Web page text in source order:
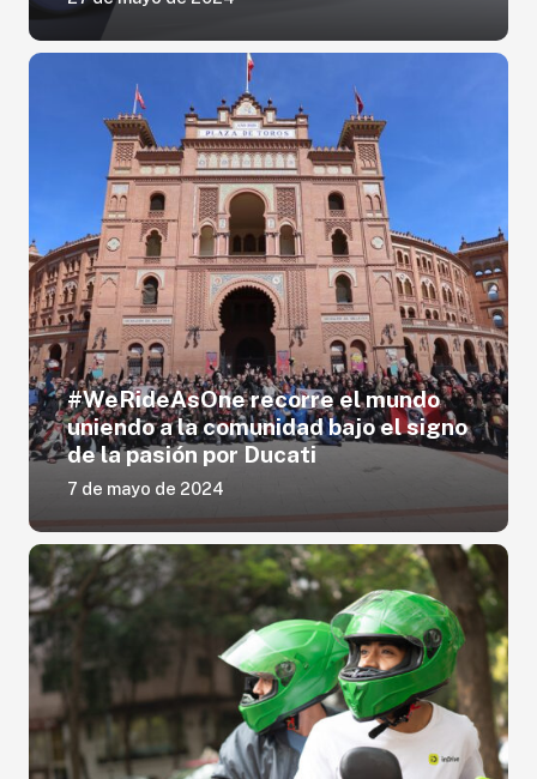
#WeRideAsOne recorre el mundo
uniendo a la comunidad bajo el signo
de la pasión por Ducati
7 de mayo de 2024